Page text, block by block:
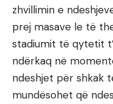
zhvillimin e
prej masave le të
stadiumit të qytetit
ndërkaq në
ndeshjet për shkak
mundësohet që